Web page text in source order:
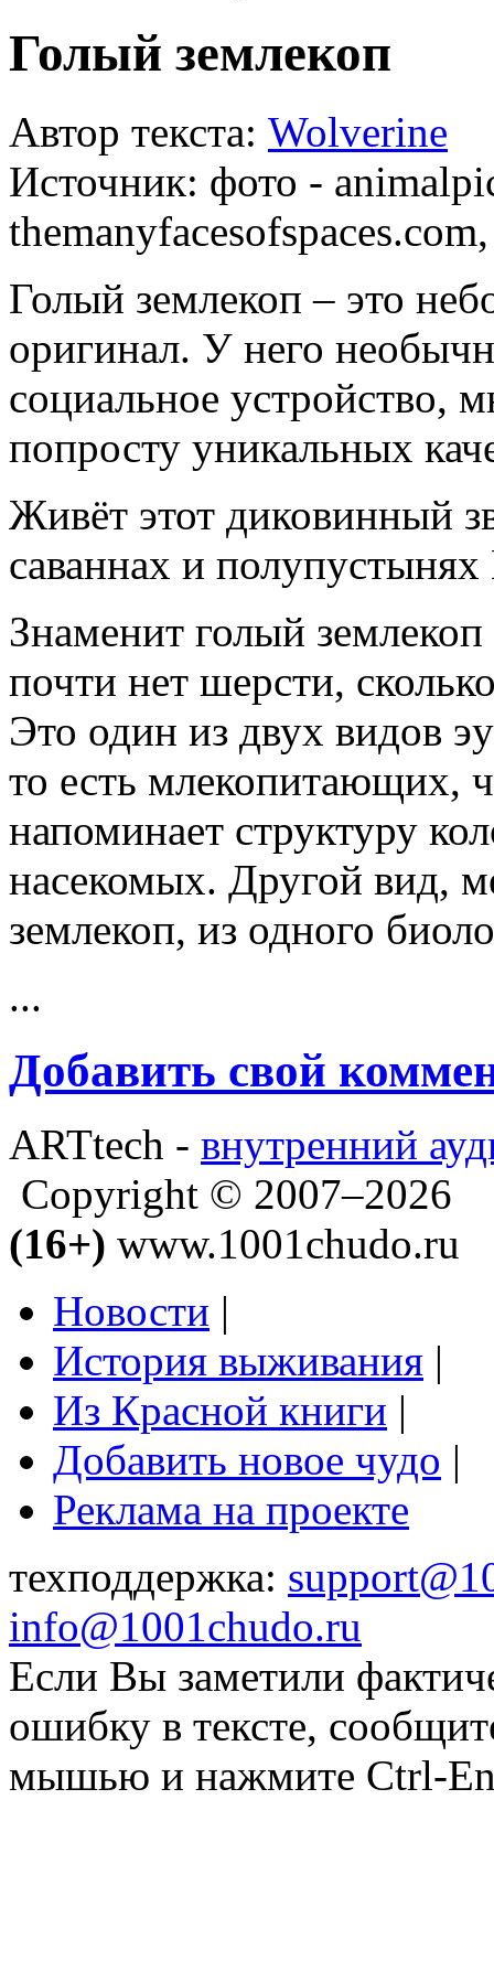
Голый землекоп
Автор текста: Wolverine
Источник: фото -
Голый землекоп – это
оригинал. У него
социальное устройство,
попросту уникальных
Живёт этот диковинный
саваннах и
Знаменит голый
почти нет шерсти,
Это один из двух видов
то есть млекопитающих,
напоминает структуру
насекомых. Другой вид,
землекоп, из одного
...
Добавить свой
ARTtech - внутренний
Copyright © 2007–2026
(16+) www.1001chudo.ru
Новости |
История выживания |
Из Красной книги |
Добавить новое чудо |
Реклама на проекте
техподдержка:
info@1001chudo.ru
Если Вы заметили
ошибку в тексте,
мышью и нажмите Ctrl-